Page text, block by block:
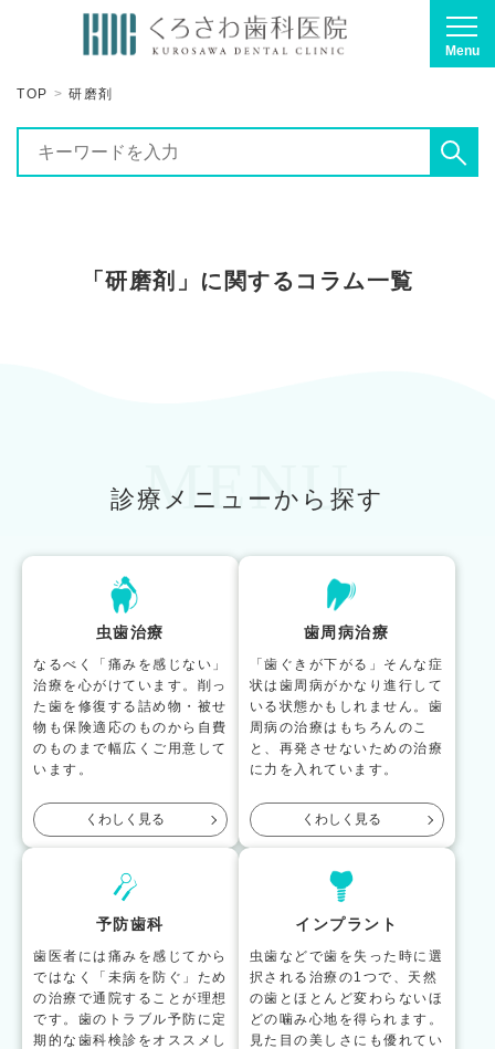
Menu
TOP 研磨剤
「研磨剤」に関するコラム一覧
MENU
診療メニューから探す
虫歯治療
なるべく「痛みを感じない」
治療を心がけています。削っ
た歯を修復する詰め物・被せ
物も保険適応のものから自費
のものまで幅広くご用意して
います。
くわしく見る
歯周病治療
「歯ぐきが下がる」そんな症
状は歯周病がかなり進行して
いる状態かもしれません。歯
周病の治療はもちろんのこ
と、再発させないための治療
に力を入れています。
くわしく見る
予防歯科
歯医者には痛みを感じてから
ではなく「未病を防ぐ」ため
の治療で通院することが理想
です。歯のトラブル予防に定
期的な歯科検診をオススメし
インプラント
虫歯などで歯を失った時に選
択される治療の1つで、天然
の歯とほとんど変わらないほ
どの噛み心地を得られます。
見た目の美しさにも優れてい